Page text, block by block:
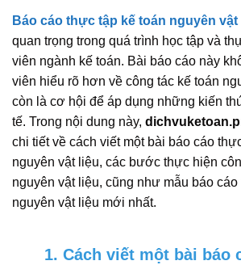
Báo cáo thực tập kế toán nguyên vật
quan trọng trong quá trình học tập và
viên ngành kế toán. Bài báo cáo này
viên hiểu rõ hơn về công tác kế toán
còn là cơ hội để áp dụng những kiến
tế. Trong nội dung này,
chi tiết về cách viết một bài báo cáo
nguyên vật liệu, các bước thực hiện
nguyên vật liệu, cũng như mẫu báo
nguyên vật liệu mới nhất.
1. Cách viết một bài báo